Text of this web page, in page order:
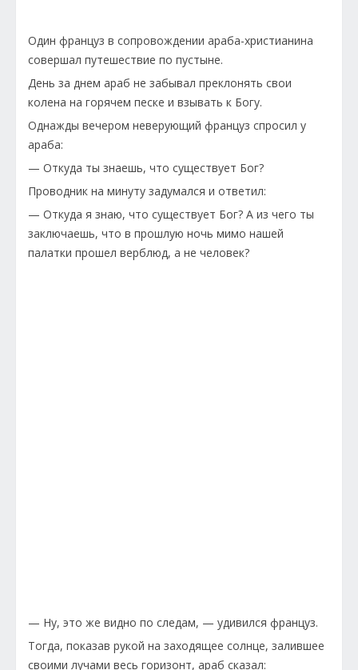
Один француз в сопровождении араба-христианина
совершал путешествие по пустыне.
День за днем араб не забывал преклонять свои
колена на горячем песке и взывать к Богу.
Однажды вечером неверующий француз спросил у
араба:
— Откуда ты знаешь, что существует Бог?
Проводник на минуту задумался и ответил:
— Откуда я знаю, что существует Бог? А из чего ты
заключаешь, что в прошлую ночь мимо нашей
палатки прошел верблюд, а не человек?
— Ну, это же видно по следам, — удивился француз.
Тогда, показав рукой на заходящее солнце, залившее
своими лучами весь горизонт, араб сказал: